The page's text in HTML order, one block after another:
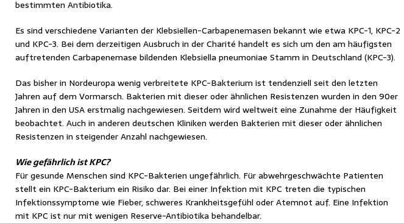
bestimmten Antibiotika.
Es sind verschiedene Varianten der Klebsiellen-Carbapenemasen bekannt wie etwa KPC-1, KPC-2
und KPC-3. Bei dem derzeitigen Ausbruch in der Charité handelt es sich um den am häufigsten
auftretenden Carbapenemase bildenden Klebsiella pneumoniae Stamm in Deutschland (KPC-3).
Das bisher in Nordeuropa wenig verbreitete KPC-Bakterium ist tendenziell seit den letzten
Jahren auf dem Vormarsch. Bakterien mit dieser oder ähnlichen Resistenzen wurden in den 90er
Jahren in den USA erstmalig nachgewiesen. Seitdem wird weltweit eine Zunahme der Häufigkeit
beobachtet. Auch in anderen deutschen Kliniken werden Bakterien mit dieser oder ähnlichen
Resistenzen in steigender Anzahl nachgewiesen.
Wie gefährlich ist KPC?
Für gesunde Menschen sind KPC-Bakterien ungefährlich. Für abwehrgeschwächte Patienten
stellt ein KPC-Bakterium ein Risiko dar. Bei einer Infektion mit KPC treten die typischen
Infektionssymptome wie Fieber, schweres Krankheitsgefühl oder Atemnot auf. Eine Infektion
mit KPC ist nur mit wenigen Reserve-Antibiotika behandelbar.